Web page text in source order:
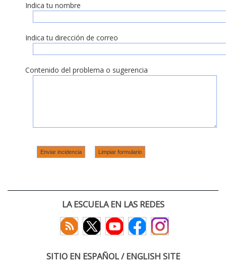
Indica tu nombre
Indica tu dirección de correo
Contenido del problema o sugerencia
LA ESCUELA EN LAS REDES
SITIO EN ESPAÑOL / ENGLISH SITE